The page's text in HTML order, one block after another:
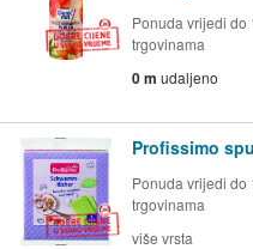
Ponuda vrijedi do
trgovinama
0 m udaljeno
Profissimo
Ponuda vrijedi do
trgovinama
više vrsta